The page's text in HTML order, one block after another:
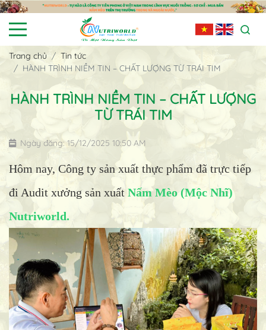
Trang chủ
Tin tức
HÀNH TRÌNH NIỀM TIN – CHẤT LƯỢNG TỪ TRÁI TIM
HÀNH TRÌNH NIỀM TIN – CHẤT LƯỢNG
TỪ TRÁI TIM
Ngày đăng: 15/12/2025 10:50 AM
Hôm nay, Công ty sản xuất thực phẩm đã trực tiếp
đi Audit xưởng sản xuất Nấm Mèo (Mộc Nhĩ)
Nutriworld.